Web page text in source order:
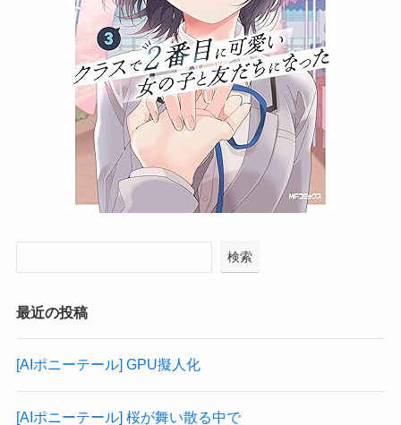
検索
最近の投稿
[AIポニーテール] GPU擬人化
[AIポニーテール] 桜が舞い散る中で